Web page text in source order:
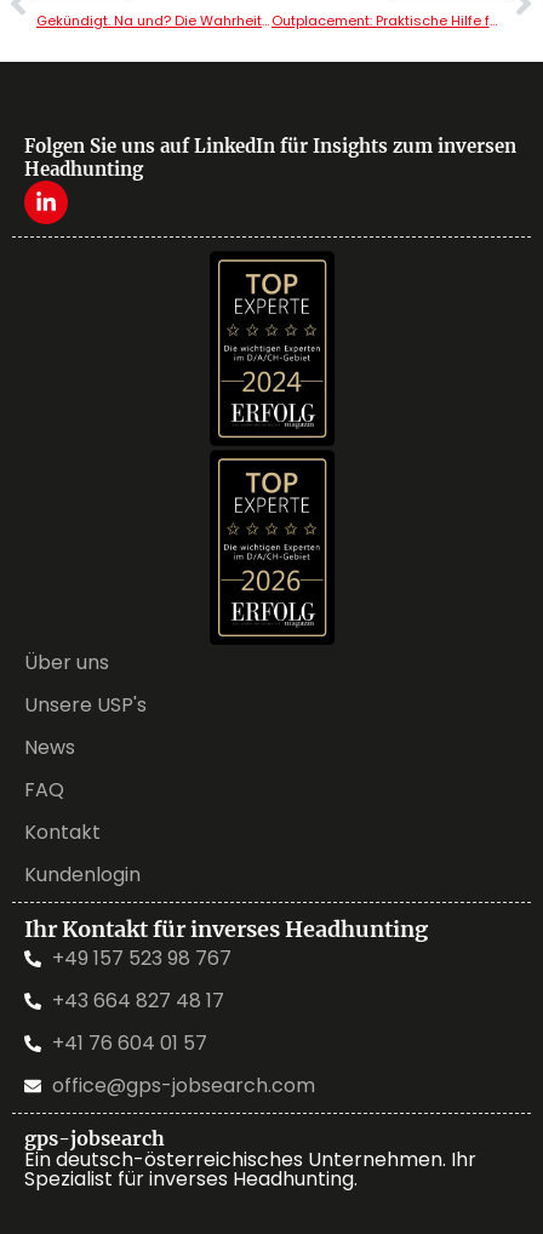
Gekündigt. Na und? Die Wahrheit über Karrieren in Krisenzeiten Outplacement: Praktische Hilfe für Manager oder teurer Trost?
Folgen Sie uns auf LinkedIn für Insights zum inversen
Headhunting
Über uns
Unsere USP's
News
FAQ
Kontakt
Kundenlogin
Ihr Kontakt für inverses Headhunting
+49 157 523 98 767
+43 664 827 48 17
+41 76 604 01 57
office@gps-jobsearch.com
gps-jobsearch
Ein deutsch-österreichisches Unternehmen. Ihr
Spezialist für inverses Headhunting.